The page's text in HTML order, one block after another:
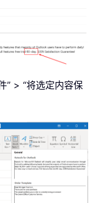
” > “将选定内容保